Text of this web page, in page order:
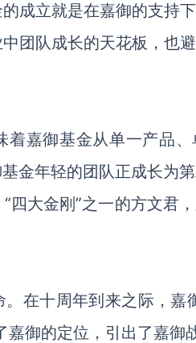
成立就是在嘉御的支持
团队成长的天花板，也
着嘉御基金从单一产品
金年轻的团队正成长为第
大金刚”之一的方文君
在十周年到来之际，嘉
御的定位，引出了嘉御